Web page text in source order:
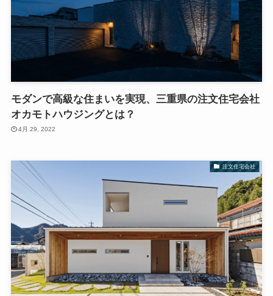
モダンで高級な住まいを実現、三重県の注文住宅会社
オカモトハウジングとは？
4月 29, 2022
注文住宅会社